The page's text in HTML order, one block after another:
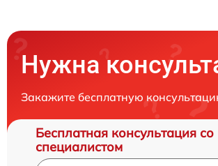
Нужна
Закажите бесплатную
Бесплатная консультация со
специалистом